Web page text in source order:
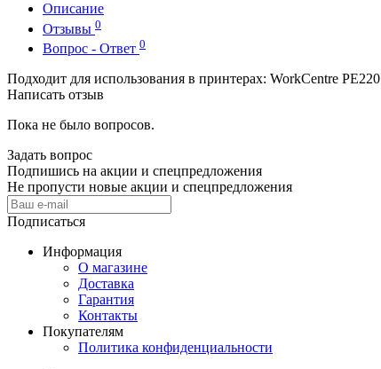
Описание
Отзывы 0
Вопрос - Ответ 0
Подходит для использования в принтерах: WorkCentre PE220
Написать отзыв
Пока не было вопросов.
Задать вопрос
Подпишись на акции и спецпредложения
Не пропусти новые акции и спецпредложения
Подписаться
Информация
О магазине
Доставка
Гарантия
Контакты
Покупателям
Политика конфиденциальности